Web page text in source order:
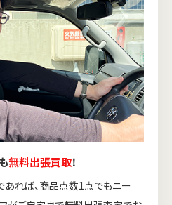
無料出張買取！
あれば、商品点数1点でもニー